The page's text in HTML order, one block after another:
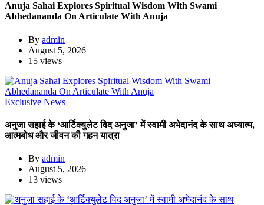
Anuja Sahai Explores Spiritual Wisdom With Swami
Abhedananda On Articulate With Anuja
By admin
August 5, 2026
15 views
Exclusive News
अनुजा सहाई के ‘आर्टिक्युलेट विद अनुजा’ में स्वामी अभेदानंद के साथ अध्यात्म,
आत्मबोध और जीवन की गहन यात्रा
By admin
August 5, 2026
13 views